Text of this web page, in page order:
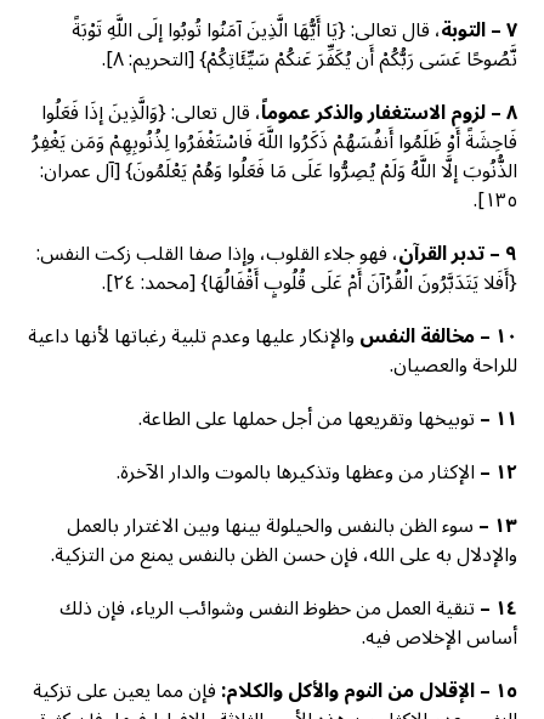
٧ – التوبة
، قال تعالى: {يَا أَيُّهَا الَّذِينَ آمَنُوا تُوبُوا إلَى اللَّهِ تَوْبَةً
نَّصُوحًا عَسَى رَبُّكُمْ أَن يُكَفِّرَ عَنكُمْ سَيِّئَاتِكُمْ} [التحريم: ٨].
٨ – لزوم الاستغفار والذكر عموماً
، قال تعالى: {وَالَّذِينَ إذَا فَعَلُوا
فَاحِشَةً أَوْ ظَلَمُوا أَنفُسَهُمْ ذَكَرُوا اللَّهَ فَاسْتَغْفَرُوا لِذُنُوبِهِمْ وَمَن يَغْفِرُ
الذُّنُوبَ إلَّا اللَّهُ وَلَمْ يُصِرُّوا عَلَى مَا فَعَلُوا وَهُمْ يَعْلَمُونَ} [آل عمران:
١٣٥].
٩ – تدبر القرآن
، فهو جلاء القلوب، وإذا صفا القلب زكت النفس:
{أَفَلا يَتَدَبَّرُونَ الْقُرْآنَ أَمْ عَلَى قُلُوبٍ أَقْفَالُهَا} [محمد: ٢٤].
١٠ – مخالفة النفس
والإنكار عليها وعدم تلبية رغباتها لأنها داعية
للراحة والعصيان.
١١ – توبيخها وتقريعها من أجل حملها على الطاعة.
١٢ – الإكثار من وعظها وتذكيرها بالموت والدار الآخرة.
١٣ – سوء الظن بالنفس والحيلولة بينها وبين الاغترار بالعمل
والإدلال به على الله، فإن حسن الظن بالنفس يمنع من التزكية.
١٤ – تنقية العمل من حظوظ النفس وشوائب الرياء، فإن ذلك
أساس الإخلاص فيه.
١٥ – الإقلال من النوم والأكل والكلام:
فإن مما يعين على تزكية